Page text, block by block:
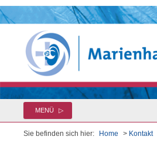
MENÜ
Sie befinden sich hier: Home > Kontakt